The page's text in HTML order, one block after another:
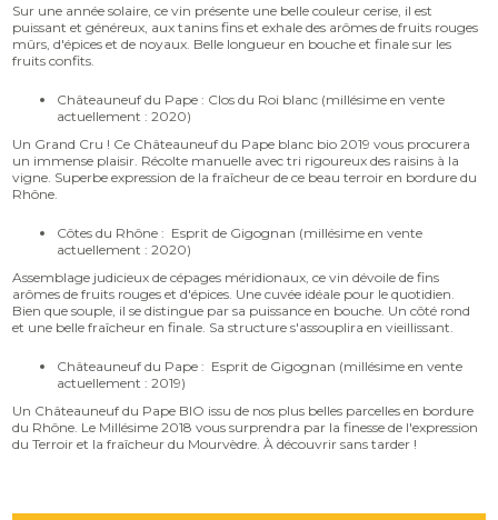
Sur une année solaire, ce vin présente une belle couleur cerise, il est
puissant et généreux, aux tanins fins et exhale des arômes de fruits rouges
mûrs, d'épices et de noyaux. Belle longueur en bouche et finale sur les
fruits confits.
Châteauneuf du Pape : Clos du Roi blanc (millésime en vente
actuellement : 2020)
Un Grand Cru ! Ce Châteauneuf du Pape blanc bio 2019 vous procurera
un immense plaisir. Récolte manuelle avec tri rigoureux des raisins à la
vigne. Superbe expression de la fraîcheur de ce beau terroir en bordure du
Rhône.
Côtes du Rhône : Esprit de Gigognan (millésime en vente
actuellement : 2020)
Assemblage judicieux de cépages méridionaux, ce vin dévoile de fins
arômes de fruits rouges et d'épices. Une cuvée idéale pour le quotidien.
Bien que souple, il se distingue par sa puissance en bouche. Un côté rond
et une belle fraîcheur en finale. Sa structure s'assouplira en vieillissant.
Châteauneuf du Pape : Esprit de Gigognan (millésime en vente
actuellement : 2019)
Un Châteauneuf du Pape BIO issu de nos plus belles parcelles en bordure
du Rhône. Le Millésime 2018 vous surprendra par la finesse de l'expression
du Terroir et la fraîcheur du Mourvèdre. À découvrir sans tarder !